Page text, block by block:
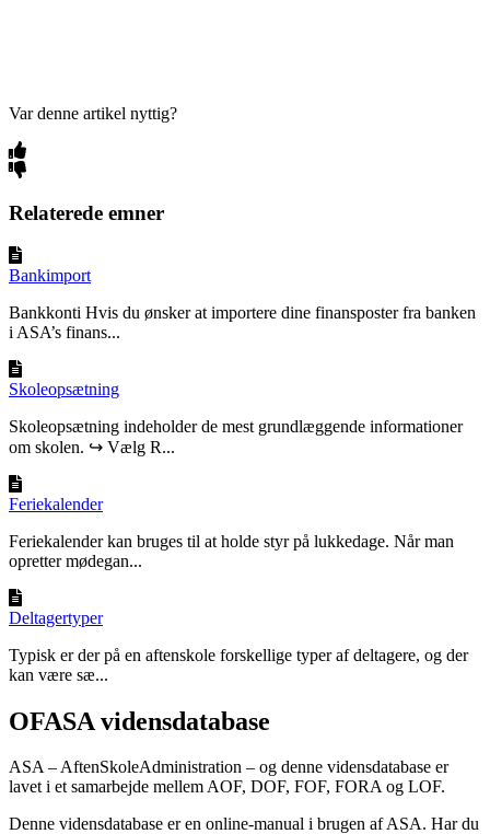
Var denne artikel nyttig?
Relaterede emner
Bankimport
Bankkonti Hvis du ønsker at importere dine finansposter fra banken
i ASA’s finans...
Skoleopsætning
Skoleopsætning indeholder de mest grundlæggende informationer
om skolen. ↪ Vælg R...
Feriekalender
Feriekalender kan bruges til at holde styr på lukkedage. Når man
opretter mødegan...
Deltagertyper
Typisk er der på en aftenskole forskellige typer af deltagere, og der
kan være sæ...
OFASA vidensdatabase
ASA – AftenSkoleAdministration – og denne vidensdatabase er
lavet i et samarbejde mellem AOF, DOF, FOF, FORA og LOF.
Denne vidensdatabase er en online-manual i brugen af ASA. Har du